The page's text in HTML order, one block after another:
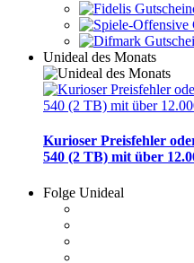
Unideal des Monats
Kurioser Preisfehler
540 (2 TB) mit über
Folge Unideal